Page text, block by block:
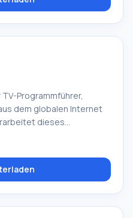
von Vorteilen.
um
Programmführer,
dem globalen Internet
dieses
verschiedene
All TV, Kulichki.Ru,
viele andere). Der